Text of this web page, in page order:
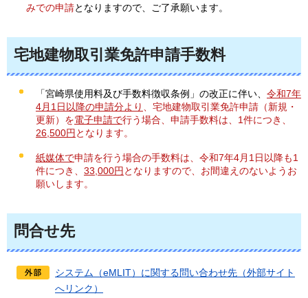
みでの申請となりますので、ご了承願います。
宅地建物取引業免許申請手数料
「宮崎県使用料及び手数料徴収条例」の改正に伴い、 令和7年
4月1日以降の申請分より
、宅地建物取引業免許申請（新規・
更新）を電子申請で行う場合、申請手数料は、1件につき、
26,500円 となります。
紙媒体で申請を行う場合の手数料は、 令和7年4月1日以降も1
件につき
33,000円 となりますので、お間違えのないようお
願いします。
問合せ先
システム（eMLIT）に関する問い合わせ先（外部サイト
へリンク）